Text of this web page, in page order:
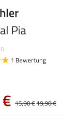
Pia
1 Bewertung
15,90 €19,90 €